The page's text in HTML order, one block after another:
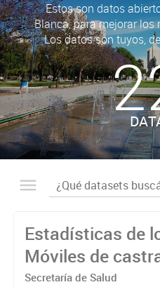
Estos son datos
Blanca, para mejorar los
Los datos son tuyos,
Estadísticas de
Móviles de
Secretaría de Salud